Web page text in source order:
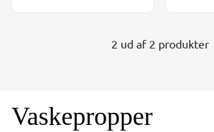
2 ud af 2 produkter
Vaskepropper